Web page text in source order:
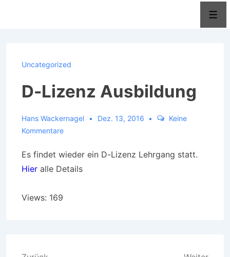
Uncategorized
D-Lizenz Ausbildung
Hans Wackernagel Dez. 13, 2016
Keine
Kommentare
Es findet wieder ein D-Lizenz Lehrgang statt.
Hier alle Details
Views: 169